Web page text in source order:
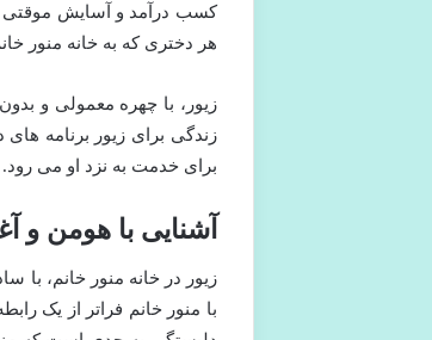
کسب درآمد و آسایش
هر دختری که به خانه منور
زیور، با چهره معمولی و
زندگی برای زیور برنامه های
برای خدمت به نزد او می
آشنایی با هومن و
زیور در خانه منور خانم، با
با منور خانم فراتر از یک